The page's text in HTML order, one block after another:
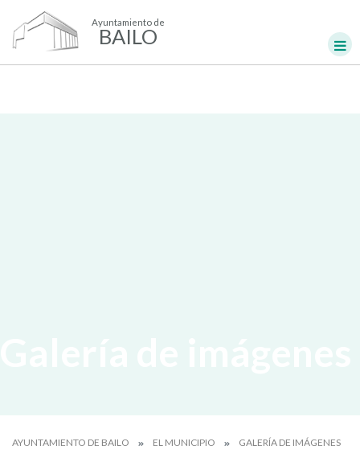
Ayuntamiento de
BAILO
AYUNTAMIENTO DE BAILO EL MUNICIPIO GALERÍA DE IMÁGENES